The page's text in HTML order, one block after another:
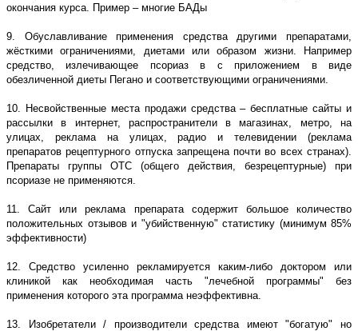
окончания курса. Пример – многие БАДы
9. Обуславливание применения средства другими препаратами,
жёсткими ограничениями, диетами или образом жизни. Например
средство, излечивающее псориаз в с приложением в виде
обезличенной диеты Пегано и соответствующими ограничениями.
10. Несвойственные места продажи средства – бесплатные сайты и
рассылки в интернет, распространители в магазинах, метро, на
улицах, реклама на улицах, радио и телевидении (реклама
препаратов рецептурного отпуска запрещена почти во всех странах).
Препараты группы ОТС (общего действия, безрецептурные) при
псориазе не применяются.
11. Сайт или реклама препарата содержит большое количество
положительных отзывов и "убийственную" статистику (минимум 85%
эффективности)
12. Средство усиленно рекламируется каким-либо доктором или
клиникой как необходимая часть "лечебной программы" без
применения которого эта программа неэффективна.
13. Изобретатели / производители средства имеют "богатую" но